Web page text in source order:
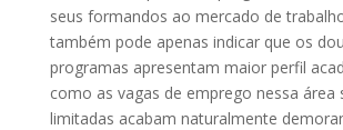
seus formandos ao mercado de
também pode apenas indicar que os
programas apresentam maior perfil
como as vagas de emprego nessa área
limitadas acabam naturalmente